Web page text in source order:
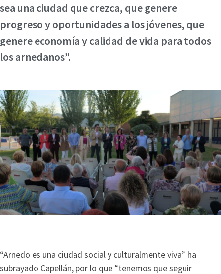
sea una ciudad que crezca, que genere
progreso y oportunidades a los jóvenes, que
genere economía y calidad de vida para todos
los arnedanos”.
“Arnedo es una ciudad social y culturalmente viva” ha
subrayado Capellán, por lo que “tenemos que seguir